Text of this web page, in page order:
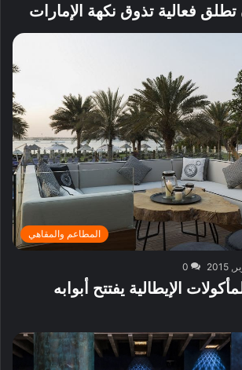
فعالية تذوق نكهة الإمارات
المطاعم والمقاهي
0
الإيطالية يفتتح أبوابه